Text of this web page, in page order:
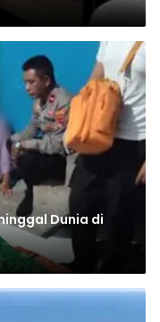
Dunia di